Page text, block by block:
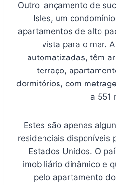
Outro lançamento de
Isles, um
apartamentos de alto
vista para o mar.
automatizadas, têm
terraço,
dormitórios, com
a 551
Estes são apenas
residenciais disponíveis
Estados Unidos. O
imobiliário dinâmico e
pelo apartamento